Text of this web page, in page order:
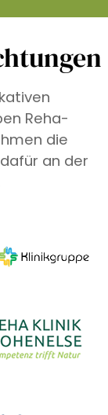
Reha-
die
an der